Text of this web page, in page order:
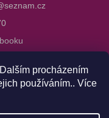
procházením
používáním.. Více